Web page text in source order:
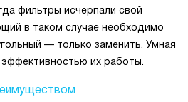
фильтры исчерпали свой
в таком случае необходимо
— только заменить. Умная
эффективностью их работы.